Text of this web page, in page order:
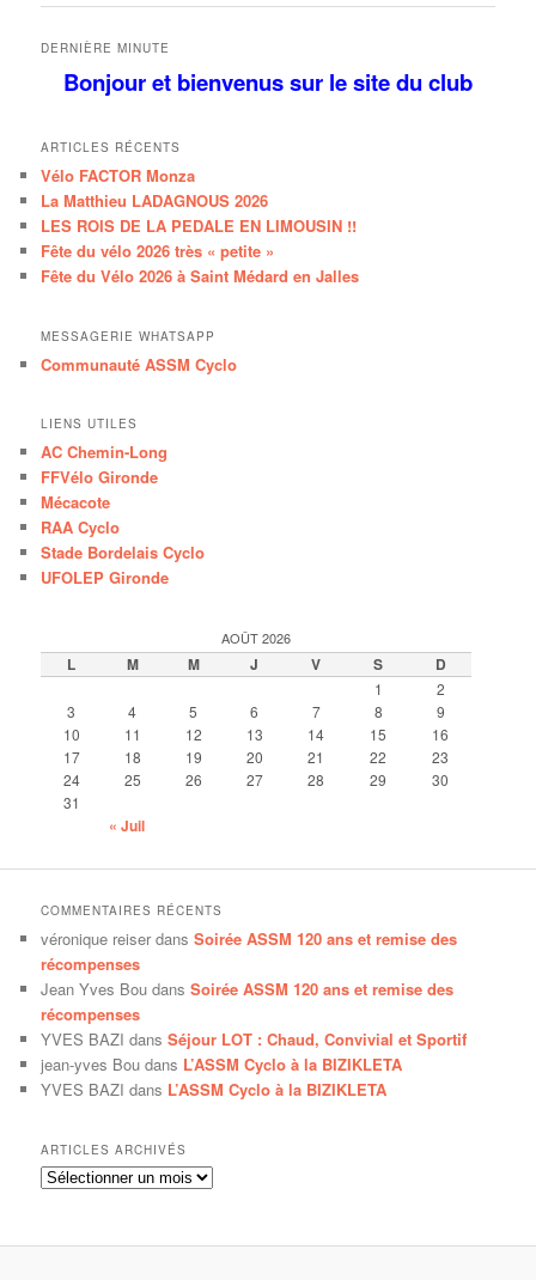
articles
DERNIÈRE MINUTE
Bonjour et bienvenussur le sitedu club
ARTICLES RÉCENTS
Vélo FACTOR Monza
La Matthieu LADAGNOUS 2026
LES ROIS DE LA PEDALE EN LIMOUSIN !!
Fête du vélo 2026 très « petite »
Fête du Vélo 2026 à Saint Médard en Jalles
MESSAGERIE WHATSAPP
Communauté ASSM Cyclo
LIENS UTILES
AC Chemin-Long
FFVélo Gironde
Mécacote
RAA Cyclo
Stade Bordelais Cyclo
UFOLEP Gironde
AOÛT 2026
L M M J V S D
1
2
3
4 5 6 7 8
9
10
11 12 13 14 15
16
17
18 19 20 21 22
23
24
25 26 27 28 29
30
31
« Juil
COMMENTAIRES RÉCENTS
véronique reiser dansSoirée ASSM 120 ans et remise des
récompenses
Jean Yves Bou dansSoirée ASSM 120 ans et remise des
récompenses
YVES BAZI dansSéjour LOT : Chaud, Convivial et Sportif
jean-yves Bou dans L’ASSM Cyclo à la BIZIKLETA
YVES BAZI dans L’ASSM Cyclo à la BIZIKLETA
ARTICLES ARCHIVÉS
Articles